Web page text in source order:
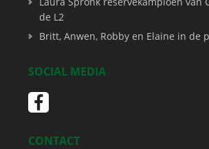
de L2
Britt, Anwen, Robby en Elaine in de
SOCIAL MEDIA
CONTACT